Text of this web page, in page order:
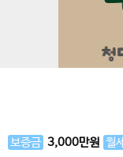
보증금 3,000만원 월세